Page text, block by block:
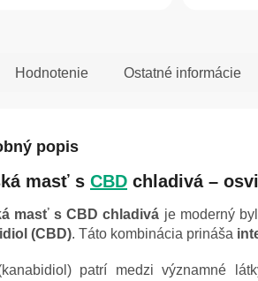
Hodnotenie Ostatné informácie
popis
masť s CBD chladivá –
masť s CBD chladivá je moderný
(CBD). Táto kombinácia prináša
patrí medzi významné